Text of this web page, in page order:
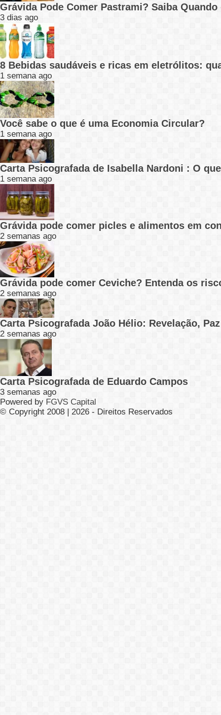
Grávida Pode Comer Pastrami? Saiba
3 dias ago
8 Bebidas saudáveis e ricas em eletrólitos:
1 semana ago
Você sabe o que é uma Economia Circular?
1 semana ago
Carta Psicografada de Isabella Nardoni : O
1 semana ago
Grávida pode comer picles e alimentos em
2 semanas ago
Grávida pode comer Ceviche? Entenda os
2 semanas ago
Carta Psicografada João Hélio: Revelação,
2 semanas ago
Carta Psicografada de Eduardo Campos
3 semanas ago
Powered by FGVS Capital
© Copyright 2008 | 2026 - Direitos Reservados